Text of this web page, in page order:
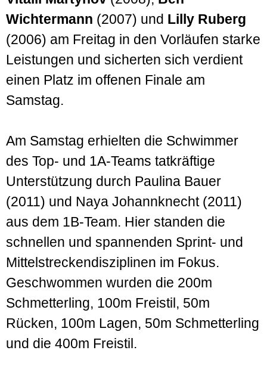
Wichtermann (2007) und Lilly Ruberg
(2006) am Freitag in den Vorläufen starke
Leistungen und sicherten sich verdient
einen Platz im offenen Finale am
Samstag.
Am Samstag erhielten die Schwimmer
des Top- und 1A-Teams tatkräftige
Unterstützung durch Paulina Bauer
(2011) und Naya Johannknecht (2011)
aus dem 1B-Team. Hier standen die
schnellen und spannenden Sprint- und
Mittelstreckendisziplinen im Fokus.
Geschwommen wurden die 200m
Schmetterling, 100m Freistil, 50m
Rücken, 100m Lagen, 50m Schmetterling
und die 400m Freistil.